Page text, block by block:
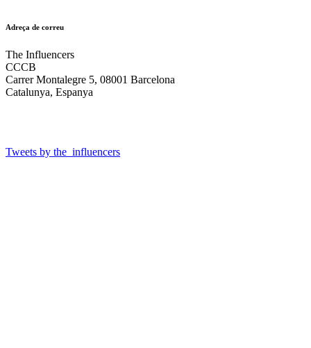
Adreça de correu
The Influencers
CCCB
Carrer Montalegre 5, 08001 Barcelona
Catalunya, Espanya
Tweets by the_influencers